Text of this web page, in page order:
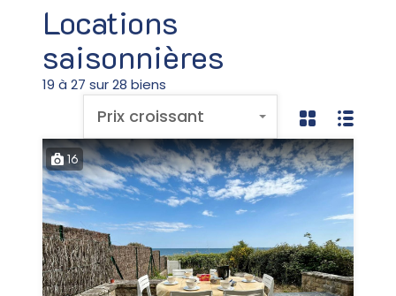
Locations
saisonnières
19 à 27 sur 28 biens
Prix croissant
16